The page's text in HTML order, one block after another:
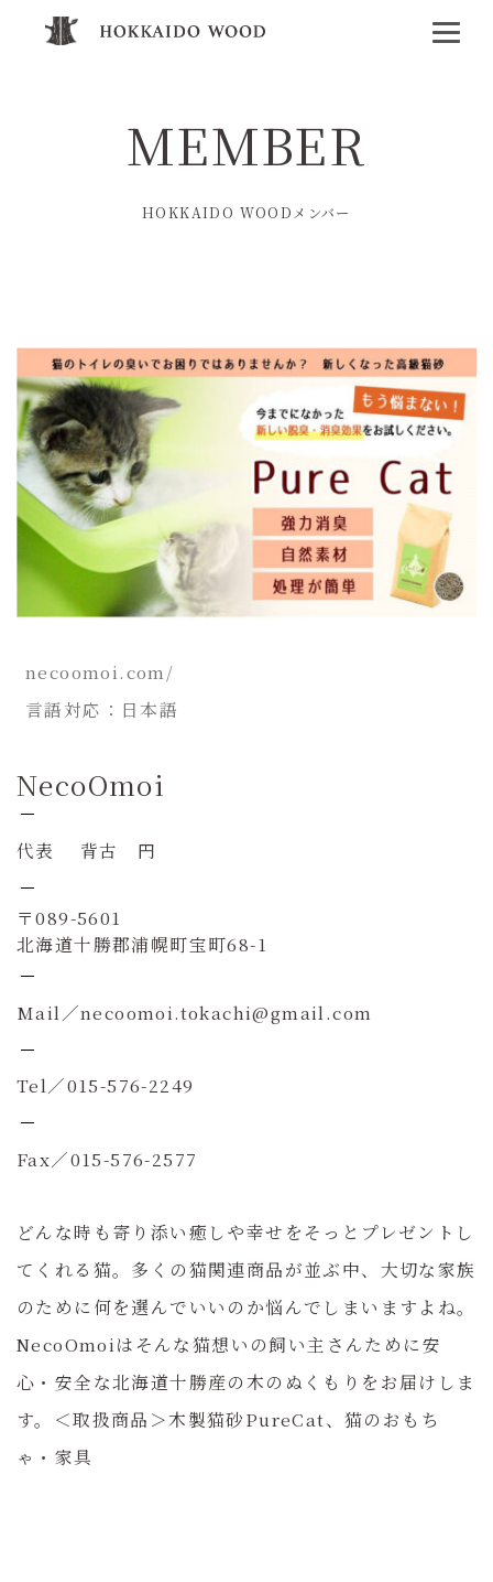
MEMBER
HOKKAIDO WOODメンバー
necoomoi.com/
言語対応：日本語
NecoOmoi
代表 背古 円
〒089-5601
北海道十勝郡浦幌町宝町68-1
Mail／necoomoi.tokachi@gmail.com
Tel／015-576-2249
Fax／015-576-2577
どんな時も寄り添い癒しや幸せをそっとプレゼントし
てくれる猫。多くの猫関連商品が並ぶ中、大切な家族
のために何を選んでいいのか悩んでしまいますよね。
NecoOmoiはそんな猫想いの飼い主さんために安
心・安全な北海道十勝産の木のぬくもりをお届けしま
す。＜取扱商品＞木製猫砂PureCat、猫のおもち
ゃ・家具